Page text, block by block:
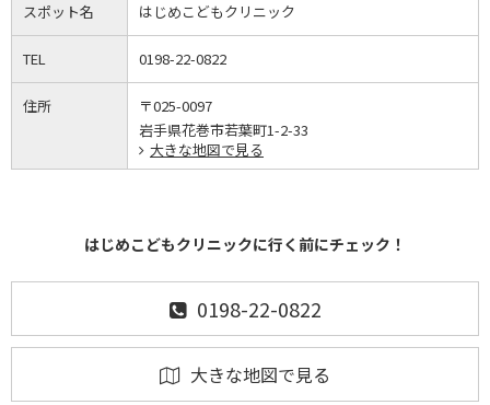
スポット名 はじめこどもクリニック
TEL 0198-22-0822
住所
〒025-0097
岩手県花巻市若葉町1-2-33
大きな地図で見る
はじめこどもクリニックに行く前にチェック！
0198-22-0822
大きな地図で見る